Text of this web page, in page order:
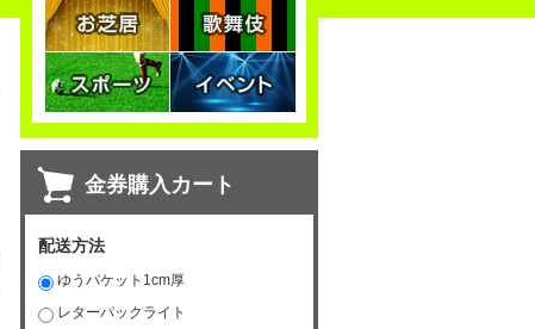
金券購入カート
配送方法
ゆうパケット1cm厚
レターパックライト